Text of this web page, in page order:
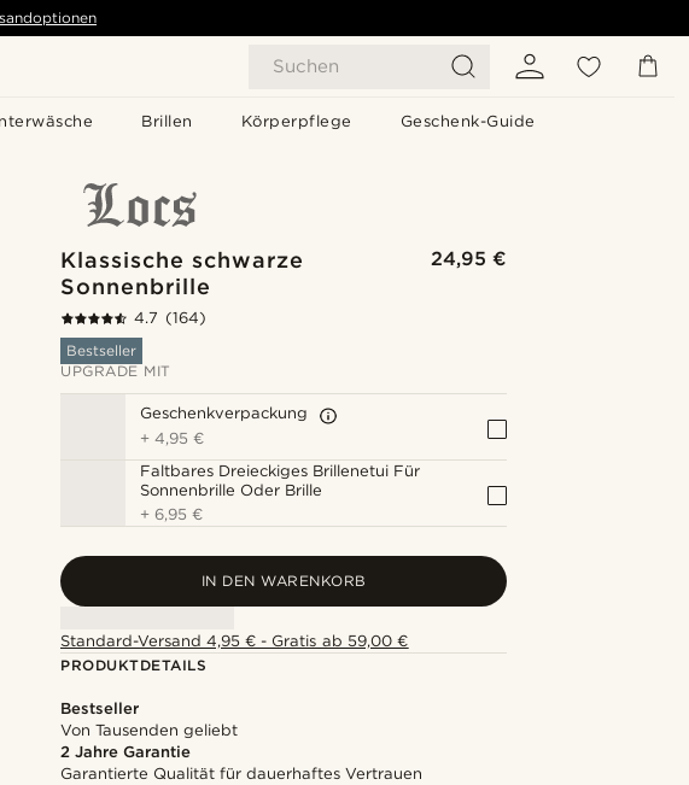
Suchen
Brillen Körperpflege Geschenk-Guide
Klassische schwarze
Sonnenbrille
24,95 €
4.7 (164)
Bestseller
UPGRADE MIT
Geschenkverpackung
+4,95 €
Faltbares Dreieckiges Brillenetui Für
Sonnenbrille Oder Brille
+6,95 €
IN DEN WARENKORB
Standard-Versand 4,95 € - Gratis ab 59,00 €
PRODUKTDETAILS
Bestseller
Von Tausenden geliebt
2 Jahre Garantie
Garantierte Qualität für dauerhaftes Vertrauen